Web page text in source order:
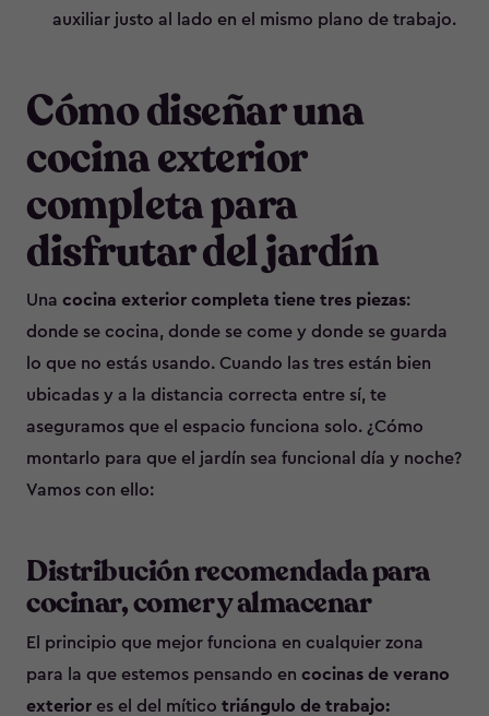
auxiliar justo al lado en el mismo plano de trabajo.
Cómo diseñar una
cocina exterior
completa para
disfrutar del jardín
Una cocina exterior completa tiene tres piezas:
donde se cocina, donde se come y donde se guarda
lo que no estás usando. Cuando las tres están bien
ubicadas y a la distancia correcta entre sí, te
aseguramos que el espacio funciona solo. ¿Cómo
montarlo para que el jardín sea funcional día y noche?
Vamos con ello:
Distribución recomendada para
cocinar, comer y almacenar
El principio que mejor funciona en cualquier zona
para la que estemos pensando en cocinas de verano
exterior es el del mítico triángulo de trabajo: